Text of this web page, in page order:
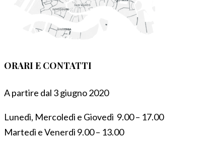
ORARI E CONTATTI
A partire dal 3 giugno 2020
Lunedì, Mercoledì e Giovedì 9.00 – 17.00
Martedì e Venerdì 9.00 – 13.00